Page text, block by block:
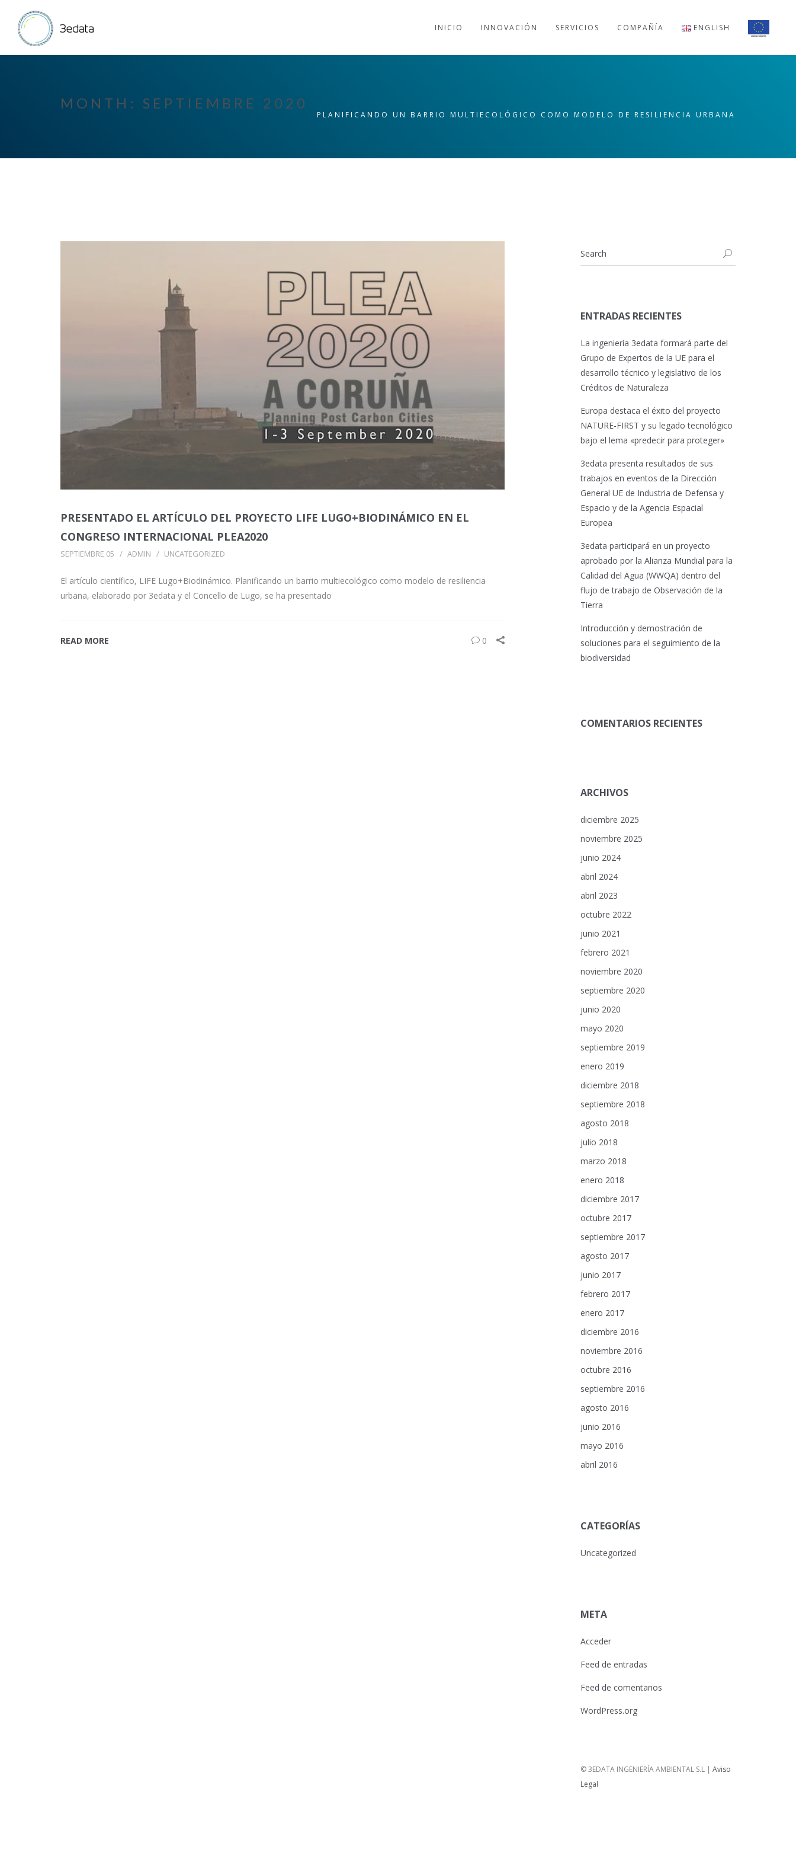
INICIO INNOVACIÓN SERVICIOS COMPAÑÍA ENGLISH
MONTH: SEPTIEMBRE 2020
PLANIFICANDO UN BARRIO MULTIECOLÓGICO COMO MODELO DE RESILIENCIA URBANA
PRESENTADO EL ARTÍCULO DEL PROYECTO LIFE LUGO+BIODINÁMICO EN EL
CONGRESO INTERNACIONAL PLEA2020
SEPTIEMBRE 05 ADMIN UNCATEGORIZED
El artículo científico, LIFE Lugo+Biodinámico. Planificando un barrio multiecológico como modelo de resiliencia
urbana, elaborado por 3edata y el Concello de Lugo, se ha presentado
READ MORE 0
ENTRADAS RECIENTES
La ingeniería 3edata formará parte del
Grupo de Expertos de la UE para el
desarrollo técnico y legislativo de los
Créditos de Naturaleza
Europa destaca el éxito del proyecto
NATURE-FIRST y su legado tecnológico
bajo el lema «predecir para proteger»
3edata presenta resultados de sus
trabajos en eventos de la Dirección
General UE de Industria de Defensa y
Espacio y de la Agencia Espacial
Europea
3edata participará en un proyecto
aprobado por la Alianza Mundial para la
Calidad del Agua (WWQA) dentro del
flujo de trabajo de Observación de la
Tierra
Introducción y demostración de
soluciones para el seguimiento de la
biodiversidad
COMENTARIOS RECIENTES
ARCHIVOS
diciembre 2025
noviembre 2025
junio 2024
abril 2024
abril 2023
octubre 2022
junio 2021
febrero 2021
noviembre 2020
septiembre 2020
junio 2020
mayo 2020
septiembre 2019
enero 2019
diciembre 2018
septiembre 2018
agosto 2018
julio 2018
marzo 2018
enero 2018
diciembre 2017
octubre 2017
septiembre 2017
agosto 2017
junio 2017
febrero 2017
enero 2017
diciembre 2016
noviembre 2016
octubre 2016
septiembre 2016
agosto 2016
junio 2016
mayo 2016
abril 2016
CATEGORÍAS
Uncategorized
META
Acceder
Feed de entradas
Feed de comentarios
WordPress.org
© 3EDATA INGENIERÍA AMBIENTAL S.L | Aviso
Legal